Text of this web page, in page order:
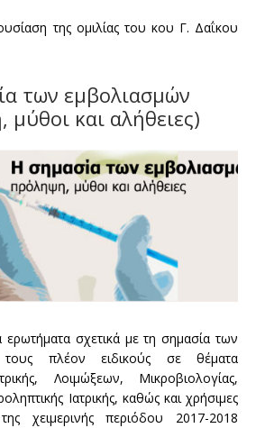
της ομιλίας του κου Γ. Δαΐκου
των εμβολιασμών
και αλήθειες)
σχετικά με τη σημασία των
πλέον ειδικούς σε θέματα
Λοιμώξεων, Μικροβιολογίας,
Ιατρικής, καθώς και χρήσιμες
χειμερινής περιόδου 2017-2018